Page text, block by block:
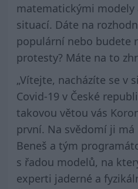
matematickými modely
situací. Dáte na
populární nebo budete
protesty? Máte na to
„Vítejte, nacházíte se v
Covid-19 v České
takovou větou vás
první. Na svědomí ji
Beneš a tým
s řadou modelů, na
experti jaderné a